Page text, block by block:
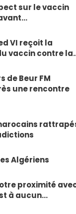
sur le vaccin
VI reçoit la
vaccin contre
de Beur FM
une rencontre
Algériens
proximité
à aucun…